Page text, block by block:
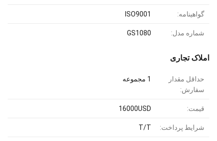
گواهینامه: ISO9001
شماره مدل: GS1080
املاک تجاری
حداقل مقدار
سفارش:
1 مجموعه
قیمت: 16000USD
شرایط پرداخت: T/T